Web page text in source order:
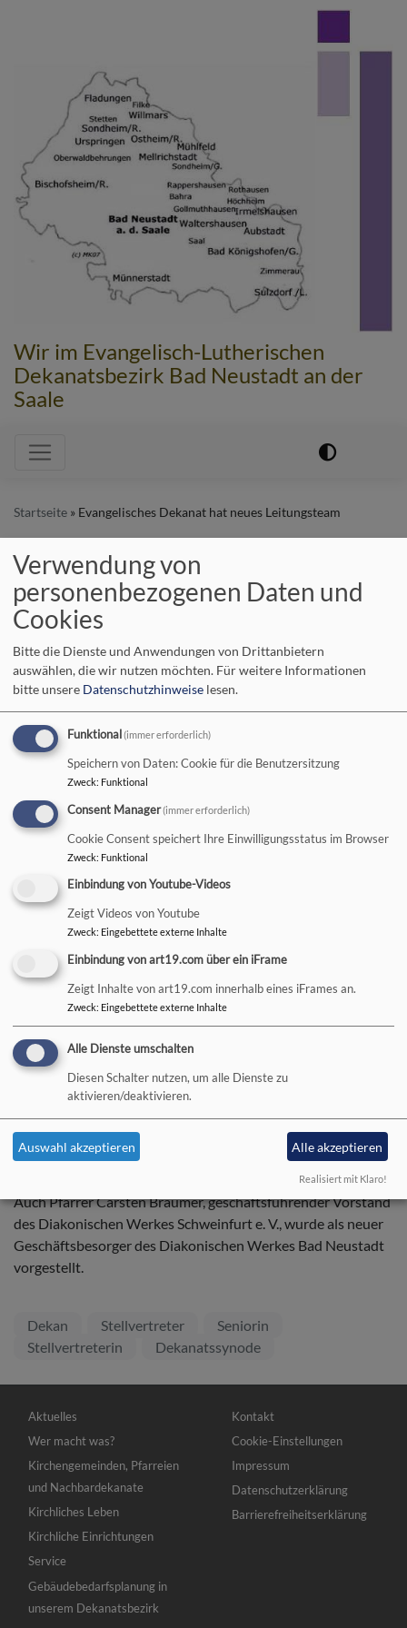
Wir im Evangelisch-Lutherischen
Dekanatsbezirk Bad Neustadt an der
Saale
Hauptnavigation
Startseite Evangelisches Dekanat hat neues Leitungsteam
Evangelisches Dekanat
hat neues Leitungsteam
Bildrechte
Einführung bei
Eröffnungsgottesdienst der Herbstsynode
evangelischen Dekanatsbezirks Bad Neustadt nutzte Dekan
Uwe Rasp, um zwei Pfarrer und zwei Pfarrerinnen in ihre
neuen Funktionen einzuführen und unter Gottes Segen zu
stellen.
Neuer stellvertretender Dekan ist der langjährige
Mellrichstädter Pfarrer Andreas Werner. Zur Seniorin, also
Pfarrerin Tina Mertten aus Bad Königshofen gewählt, ihre
Stellvertreterin ist Pfarrerin Julia Mucha aus Aubstadt. „Das
neue Leitungsteam des Dekanats ist nun komplett,“ so Dekan
Rasp über sich und seine Kollegen und Kolleginnen. Ebenfalls
dem Leitungsteam gehört weiterhin die Schulreferentin
Religionspädagogin Michaela Barth an.
Auch Pfarrer Carsten Bräumer, geschäftsführender Vorstand
des Diakonischen Werkes Schweinfurt e. V., wurde als neuer
Geschäftsbesorger des Diakonischen Werkes Bad Neustadt
vorgestellt.
Dekan Stellvertreter
Seniorin
Stellvertreterin
Dekanatssynode
Hauptnavigation
Aktuelles
Wer macht was?
Kirchengemeinden, Pfarreien
und Nachbardekanate
Kirchliches Leben
Kirchliche Einrichtungen
Service
Gebäudebedarfsplanung in
unserem Dekanatsbezirk
Fußbereichsmenü
Kontakt
Cookie-Einstellungen
Impressum
Datenschutzerklärung
Barrierefreiheitserklärung
Verwendung von
personenbezogenen Daten und
Cookies
Bitte die Dienste und Anwendungen von Drittanbietern
auswählen, die wir nutzen möchten. Für weitere Informationen
bitte unsere Datenschutzhinweise lesen.
Funktional (immer erforderlich)
Speichern von Daten: Cookie für die Benutzersitzung
Zweck: Funktional
Consent Manager(immer erforderlich)
Cookie Consent speichert Ihre Einwilligungsstatus im Browser
Zweck: Funktional
Einbindung von Youtube-Videos
Zeigt Videos von Youtube
Zweck: Eingebettete externe Inhalte
Einbindung von art19.com über ein iFrame
Zeigt Inhalte von art19.com innerhalb eines iFrames an.
Zweck: Eingebettete externe Inhalte
Alle Dienste umschalten
Diesen Schalter nutzen, um alle Dienste zu
aktivieren/deaktivieren.
Auswahl akzeptieren Alle akzeptieren
Realisiert mit Klaro!